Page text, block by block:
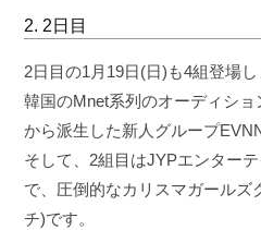
2. 2日目
2日目の1月19日(日)も4組登場し
韓国のMnet系列のオーディショ
から派生した新人グループ
そして、2組目はJYPエンター
で、圧倒的なカリスマガールズ
チ)です。